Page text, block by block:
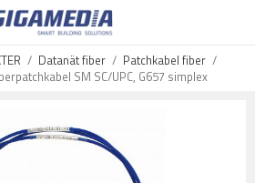
/ Datanät fiber / Patchkabel fiber /
SM SC/UPC, G657 simplex